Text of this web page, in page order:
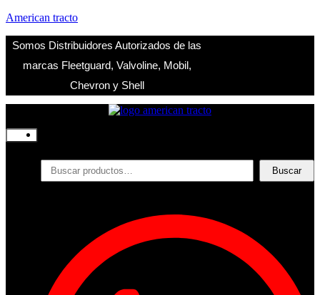
American tracto
Somos Distribuidores Autorizados de las
marcas Fleetguard, Valvoline, Mobil,
Chevron y Shell
Productos
Filtros
Contacto
Acceder
Iniciar Sesion
Buscar